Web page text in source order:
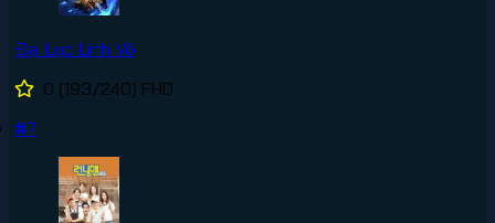
Đại Lục Linh Võ
0 (193/240) FHD
#7